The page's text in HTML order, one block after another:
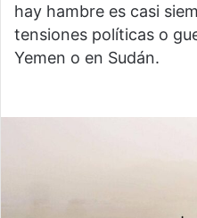
hay hambre es casi
tensiones políticas o
Yemen o en Sudán.